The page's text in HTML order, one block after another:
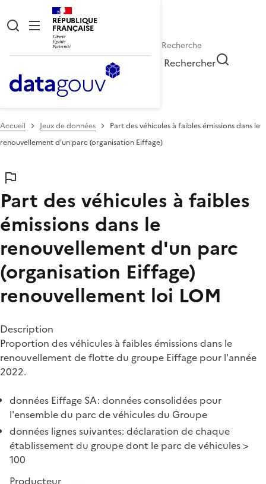
RÉPUBLIQUE
FRANÇAISE
Rechercher
Accueil Jeux de données
Part des véhicules à faibles émissions dans le
renouvellement d'un parc (organisation Eiffage)
Part des véhicules à faibles
émissions dans le
renouvellement d'un parc
(organisation Eiffage)
renouvellement loi LOM
Description
Proportion des véhicules à faibles émissions dans le
renouvellement de flotte du groupe Eiffage pour l'année
2022.
données Eiffage SA: données consolidées pour
l'ensemble du parc de véhicules du Groupe
données lignes suivantes: déclaration de chaque
établissement du groupe dont le parc de véhicules >
100
Producteur